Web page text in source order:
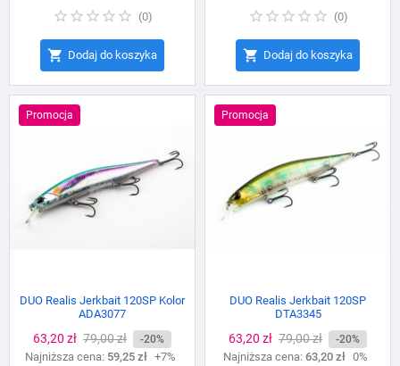
(0)
 Dodaj do koszyka
(0)
 Dodaj do koszyka
Promocja
DUO Realis Jerkbait 120SP Kolor
ADA3077
Cena
63,20 zł Cena
podstawowa
79,00 zł -20%
Najniższa cena: 59,25 zł +7%
Promocja
DUO Realis Jerkbait 120SP
DTA3345
Cena
63,20 zł Cena
podstawowa
79,00 zł -20%
Najniższa cena: 63,20 zł 0%